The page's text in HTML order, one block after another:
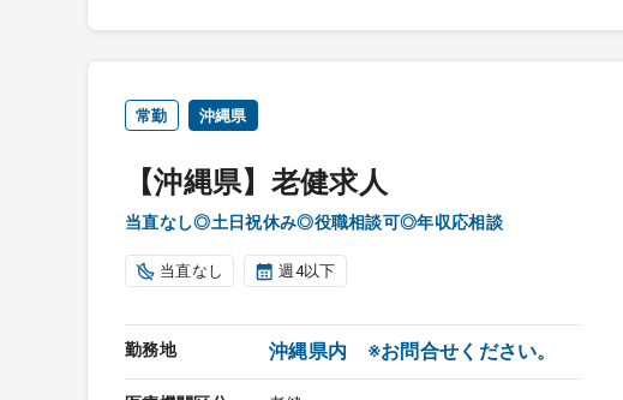
常勤 沖縄県
【沖縄県】老健求人
当直なし◎土日祝休み◎役職相談可◎年収応相談
当直なし 週4以下
勤務地 沖縄県内 ※お問合せください。